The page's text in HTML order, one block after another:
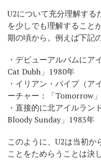
U2について充分理解する
を少しでも理解すること
期の頃から。例えば下記
・デビューアルバムに
Cat Dubh」1980年
・イリアン・パイプ（ア
ーチャー：「Tomorrow
・直接的に北アイルラン
Bloody Sunday」1983年
このように、U2は当初か
ことをためらうことは決